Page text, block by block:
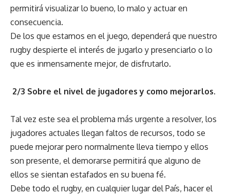
permitirá visualizar lo bueno, lo malo y actuar en
consecuencia.
De los que estamos en el juego, dependerá que nuestro
rugby despierte el interés de jugarlo y presenciarlo o lo
que es inmensamente mejor, de disfrutarlo.
2/3 Sobre el nivel de jugadores y como mejorarlos.
Tal vez este sea el problema más urgente a resolver, los
jugadores actuales llegan faltos de recursos, todo se
puede mejorar pero normalmente lleva tiempo y ellos
son presente, el demorarse permitirá que alguno de
ellos se sientan estafados en su buena fé.
Debe todo el rugby, en cualquier lugar del País, hacer el